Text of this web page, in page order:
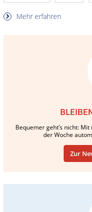
Mehr erfahren
Bequemer geht’s nicht:
der Woche
Zur